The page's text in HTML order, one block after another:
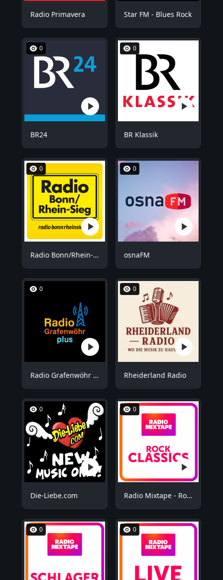
Radio Primavera Star FM - Blues Rock
0
BR24
0
BR Klassik
0
Radio Bonn/Rhein-Sieg
0
osnaFM
0
Radio Grafenwöhr - Plus
0
Rheiderland Radio
0
Die-Liebe.com
0
Radio Mixtape - Rock Mix
0 0